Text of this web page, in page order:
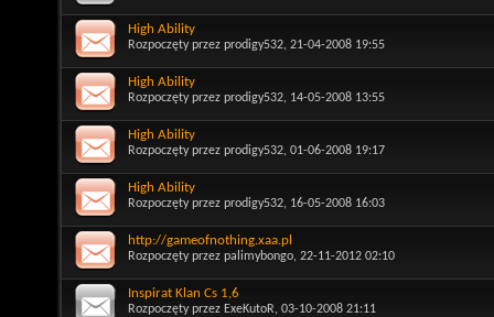
High Ability
Rozpoczęty przez prodigy532, 21-04-2008 19:55
High Ability
Rozpoczęty przez prodigy532, 14-05-2008 13:55
High Ability
Rozpoczęty przez prodigy532, 01-06-2008 19:17
High Ability
Rozpoczęty przez prodigy532, 16-05-2008 16:03
http://gameofnothing.xaa.pl
Rozpoczęty przez palimybongo, 22-11-2012 02:10
Inspirat Klan Cs 1,6
Rozpoczęty przez ExeKutoR, 03-10-2008 21:11